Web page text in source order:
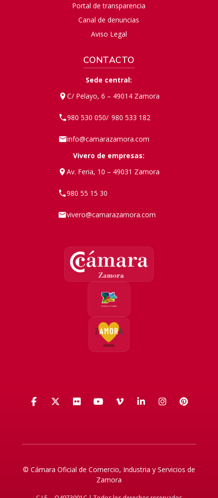
Portal de transparencia
Canal de denuncias
Aviso Legal
CONTACTO
Sede central:
C/ Pelayo, 6 – 49014 Zamora
980 530 050/ 980 533 182
info@camarazamora.com
Vivero de empresas:
Av. Feria, 10 – 49031 Zamora
980 55 15 30
vivero@camarazamora.com
Facebook
X (Twitter)
FlickrYouTube
VimeoLinkedIn
© Cámara Oficial de Comercio, Industria y Servicios de
Zamora